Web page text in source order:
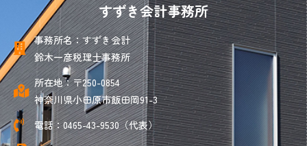
すずき会計事務所
事務所名：すずき会計
鈴木一彦税理士事務所
所在地：〒250-0854
神奈川県小田原市飯田岡91-3
電話：0465-43-9530（代表）